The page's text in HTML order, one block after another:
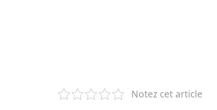
Notez cet article